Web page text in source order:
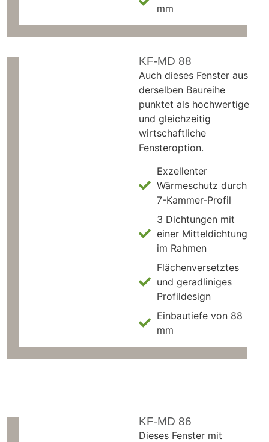
mm
KF-MD 88
Auch dieses Fenster aus
derselben Baureihe
punktet als hochwertige
und gleichzeitig
wirtschaftliche
Fensteroption.
Exzellenter
Wärmeschutz durch
7-Kammer-Profil
3 Dichtungen mit
einer Mitteldichtung
im Rahmen
Flächenversetztes
und geradliniges
Profildesign
Einbautiefe von 88
mm
KF-MD 86
Dieses Fenster mit